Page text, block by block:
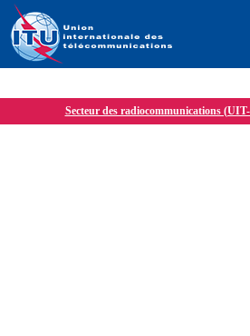
Secteur des radiocommunications